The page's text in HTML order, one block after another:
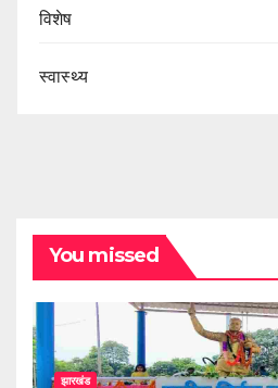
विशेष
स्वास्थ्य
You missed
झारखंड